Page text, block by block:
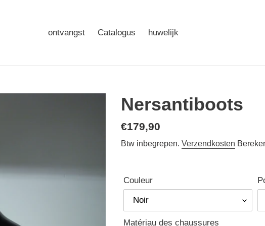
ontvangst Catalogus huwelijk
Nersantiboots
Normale
prijs
€179,90
Btw inbegrepen. Verzendkosten
Couleur
Matériau des chaussures